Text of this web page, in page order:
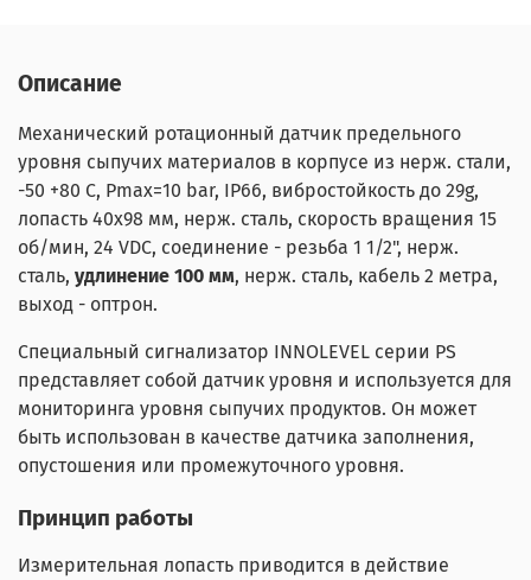
Описание
Механический ротационный датчик предельного
уровня сыпучих материалов в корпусе из нерж. стали,
-50 +80 С, Рmax=10 bar, IP66, вибростойкость до 29g,
лопасть 40х98 мм, нерж. сталь, скорость вращения 15
об/мин, 24 VDC, соединение - резьба 1 1/2", нерж.
сталь, удлинение 100 мм, нерж. сталь, кабель 2 метра,
выход - оптрон.
Специальный сигнализатор INNOLEVEL серии PS
представляет собой датчик уровня и используется для
мониторинга уровня сыпучих продуктов. Он может
быть использован в качестве датчика заполнения,
опустошения или промежуточного уровня.
Принцип работы
Измерительная лопасть приводится в действие